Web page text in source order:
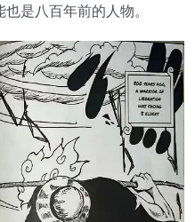
是八百年前的人物。